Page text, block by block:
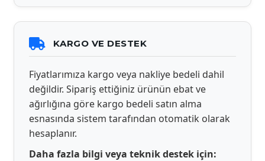
KARGO VE DESTEK
Fiyatlarımıza kargo veya nakliye bedeli dahil
değildir. Sipariş ettiğiniz ürünün ebat ve
ağırlığına göre kargo bedeli satın alma
esnasında sistem tarafından otomatik olarak
hesaplanır.
Daha fazla bilgi veya teknik destek için: